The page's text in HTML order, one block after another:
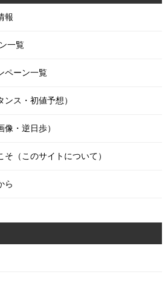
報
一覧
ペーン一覧
ス・初値予想）
・逆日歩）
（このサイトについて）
ら